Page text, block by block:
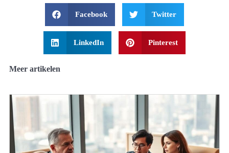
Facebook Twitter
LinkedIn Pinterest
Meer artikelen